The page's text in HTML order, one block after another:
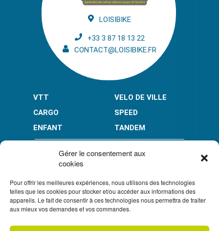
Gérer le consentement aux
cookies
Pour offrir les meilleures expériences, nous utilisons des technologies
telles que les cookies pour stocker et/ou accéder aux informations des
appareils. Le fait de consentir à ces technologies nous permettra de traiter
aux mieux vos demandes et vos commandes.
LOISIBIKE
+33 3 87 18 13 22
CONTACT@LOISIBIKE.FR
VTT
VELO DE VILLE
CARGO
SPEED
ENFANT
TANDEM
PAIEMENT EN PLUSIEURS FOIS* :
LIMITÉ À 3000 € POUR LE 10X. LIMITÉ À 6000 € POUR LE 3X ET 4X.
CONDITION GÉNÉRALES DE VENTE